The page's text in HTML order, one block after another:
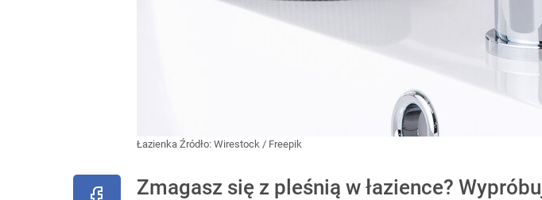
Łazienka Źródło: Wirestock / Freepik
Zmagasz się z pleśnią w łazience?